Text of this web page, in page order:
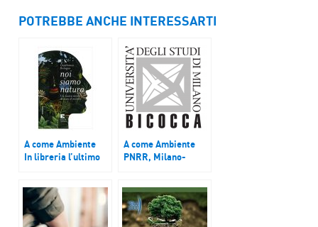
POTREBBE ANCHE INTERESSARTI
A come Ambiente
In libreria l’ultimo
natura”
A come Ambiente
PNRR, Milano-
Blue economy e
Patrimonio
immateriale